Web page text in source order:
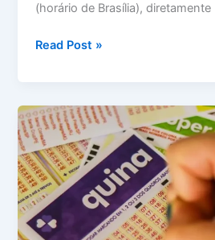
(horário de Brasília), diretamente
Resultado
Sorte
1241
–
Quinta
–
09/07/2026
Read Post »